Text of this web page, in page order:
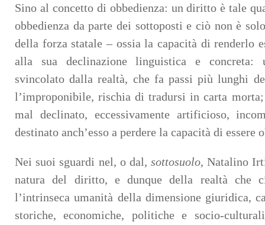
Sino al concetto di obbedienza: un diritto è tale
obbedienza da parte dei sottoposti e ciò non è
della forza statale – ossia la capacità di renderlo
alla sua declinazione linguistica e
svincolato dalla realtà, che fa passi più lunghi
l’improponibile, rischia di tradursi in carta
mal declinato, eccessivamente artificioso,
destinato anch’esso a perdere la capacità di essere
Nei suoi sguardi nel, o dal,sottosuolo, Natalino
natura del diritto, e dunque della realtà che
l’intrinseca umanità della dimensione giuridica,
storiche, economiche, politiche e socio-